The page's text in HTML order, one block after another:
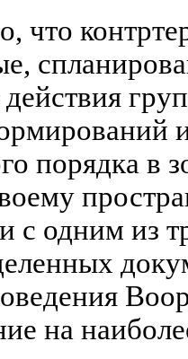
что
порядка в
с одним из
на